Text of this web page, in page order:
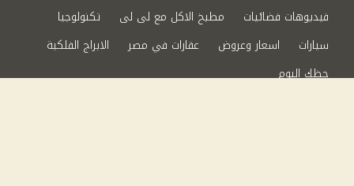
فيديوهات فضائيات
مطبخ الاكل مع لى لى
تكنولوجيا
سيارات
اسعار وعروض عقارات في مصر
الابراج الفلكية
حظك اليوم